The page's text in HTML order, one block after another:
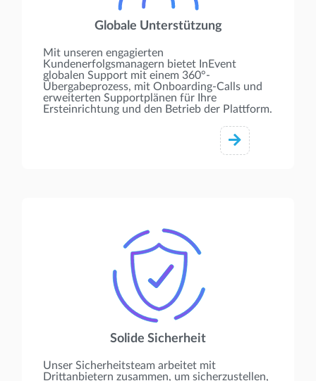
Globale Unterstützung
Mit unseren engagierten
Kundenerfolgsmanagern bietet InEvent
globalen Support mit einem 360°-
Übergabeprozess, mit Onboarding-Calls und
erweiterten Supportplänen für Ihre
Ersteinrichtung und den Betrieb der Plattform.
Solide Sicherheit
Unser Sicherheitsteam arbeitet mit
Drittanbietern zusammen, um sicherzustellen,